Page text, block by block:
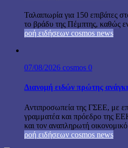
Ταλαιπωρία για 150 επιβάτες
το βράδυ της Πέμπτης, καθώς
ροή ειδήσεων cosmos news
07/08/2026 cosmos 0
Διανομή ειδών πρώτης
Αντιπροσωπεία της ΓΣΕΕ, με
γραμματέα και πρόεδρο της
και τον αναπληρωτή
ροή ειδήσεων cosmos news